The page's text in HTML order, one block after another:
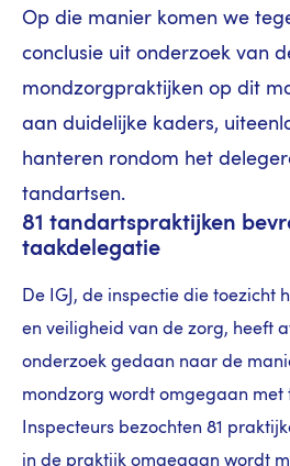
Op die manier komen we
conclusie uit onderzoek van
mondzorgpraktijken op dit
aan duidelijke kaders,
hanteren rondom het
tandartsen.
81 tandartspraktijken
taakdelegatie
De IGJ, de inspectie die toezicht
en veiligheid van de zorg, heeft
onderzoek gedaan naar de
mondzorg wordt omgegaan met
Inspecteurs bezochten 81
in de praktijk omgegaan wordt